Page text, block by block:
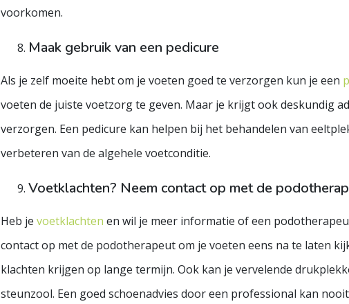
voorkomen.
Maak gebruik van een pedicure
Als je zelf moeite hebt om je voeten goed te verzorgen kun je een
voeten de juiste voetzorg te geven. Maar je krijgt ook deskundig
verzorgen. Een pedicure kan helpen bij het behandelen van
verbeteren van de algehele voetconditie.
Voetklachten? Neem contact op met de
Heb je voetklachten en wil je meer informatie of een
contact op met de podotherapeut om je voeten eens na te laten
klachten krijgen op lange termijn. Ook kan je vervelende
steunzool. Een goed schoenadvies door een professional kan